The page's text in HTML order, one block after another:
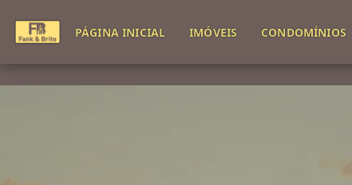
PÁGINA INICIAL IMÓVEIS CONDOMÍNIOS